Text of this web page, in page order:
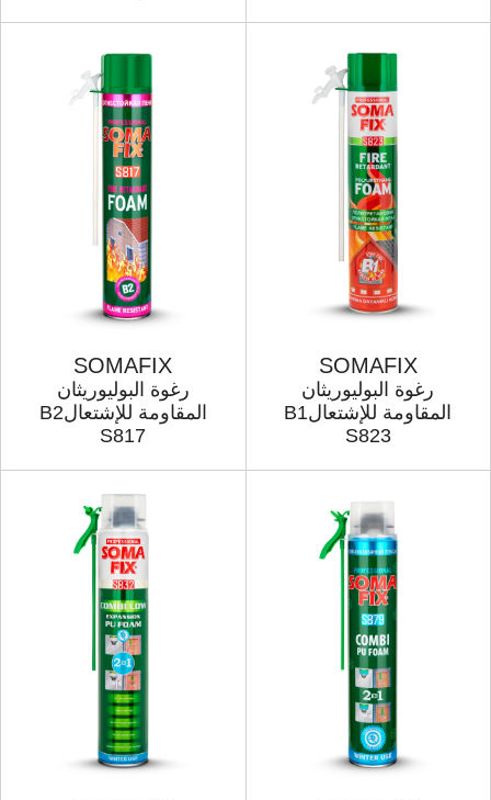
SOMAFIX
رغوة البولیوریثان
المقاومة للإشتعالB1
S823
SOMAFIX
رغوة البولیوریثان
المقاومة للإشتعالB2
S817